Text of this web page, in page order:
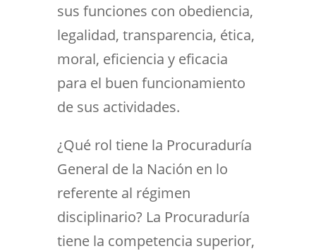
sus funciones con obediencia,
legalidad, transparencia, ética,
moral, eficiencia y eficacia
para el buen funcionamiento
de sus actividades.
¿Qué rol tiene la Procuraduría
General de la Nación en lo
referente al régimen
disciplinario? La Procuraduría
tiene la competencia superior,